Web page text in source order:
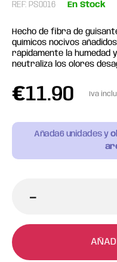
REF: PS0016 En Stock
Hecho de fibra de
químicos nocivos
rápidamente la humedad
neutraliza los olores
€11.90 Iva
Añada6 unidades y
-